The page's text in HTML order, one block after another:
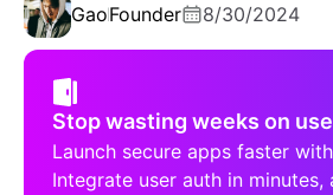
GaoFounder 8/30/2024
Stop wasting weeks on
Launch secure apps faster
Integrate user auth in minutes,